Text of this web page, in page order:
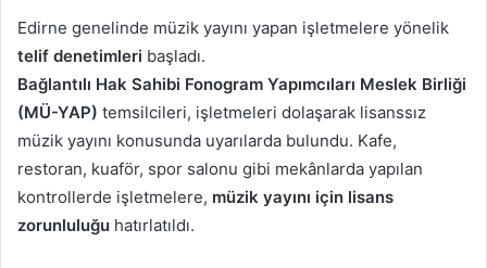
Edirne genelinde müzik yayını yapan işletmelere yönelik
telif denetimleri başladı.
Bağlantılı Hak Sahibi Fonogram Yapımcıları Meslek Birliği
(MÜ-YAP) temsilcileri, işletmeleri dolaşarak lisanssız
müzik yayını konusunda uyarılarda bulundu. Kafe,
restoran, kuaför, spor salonu gibi mekânlarda yapılan
kontrollerde işletmelere, müzik yayını için lisans
zorunluluğu hatırlatıldı.